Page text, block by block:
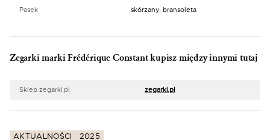
Pasek skórzany, bransoleta
Zegarki marki Frédérique Constant kupisz między innymi tutaj
Sklep zegarki.pl zegarki.pl
AKTUALNOŚCI 2025